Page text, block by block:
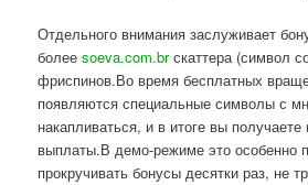
Отдельного внимания заслуживает
болееsoeva.com.brскаттера (символ
фриспинов.Во время бесплатных
появляются специальные символы с
накапливаться, и в итоге вы
выплаты.В демо-режиме это особенно
прокручивать бонусы десятки раз, не